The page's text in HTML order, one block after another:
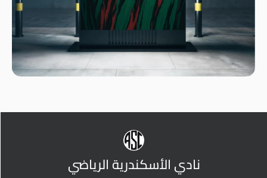
نادي الأسكندرية الرياضي